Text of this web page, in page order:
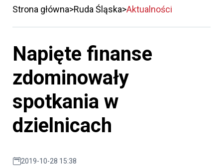
Strona główna Ruda Śląska Aktualności
Napięte finanse
zdominowały
spotkania w
dzielnicach
2019-10-28 15:38